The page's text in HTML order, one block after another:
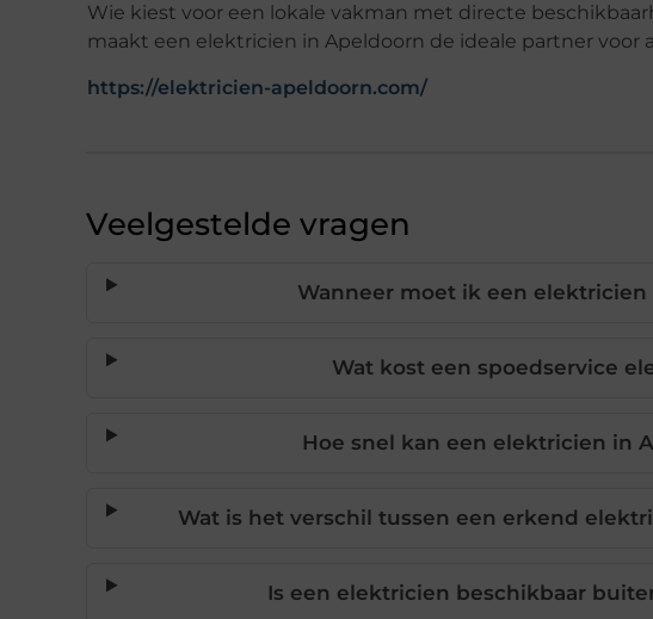
Wie kiest voor een lokale vakman met directe
maakt een elektricien in Apeldoorn de ideale partner voor
https://elektricien-apeldoorn.com/
Veelgestelde vragen
Wanneer moet ik een
Wat kost een spoedservice
Hoe snel kan een elektricien in
Wat is het verschil tussen een erkend
Is een elektricien beschikbaar